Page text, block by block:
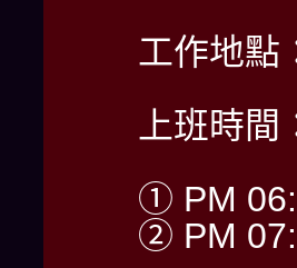
工作地點
上班時
① PM
② PM